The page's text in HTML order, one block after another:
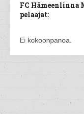
FC Hämeenlinna
pelaajat:
Ei kokoonpanoa.